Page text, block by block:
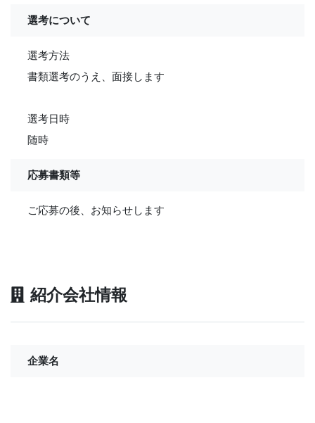
選考について
選考方法
書類選考のうえ、面接します
選考日時
随時
応募書類等
ご応募の後、お知らせします
紹介会社情報
企業名